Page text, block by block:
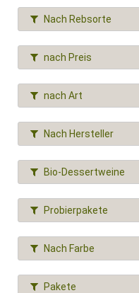
Nach Rebsorte
nach Preis
nach Art
Nach Hersteller
Bio-Dessertweine
Probierpakete
Nach Farbe
Pakete